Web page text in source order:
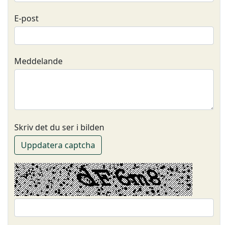
E-post
Meddelande
Skriv det du ser i bilden
Uppdatera captcha